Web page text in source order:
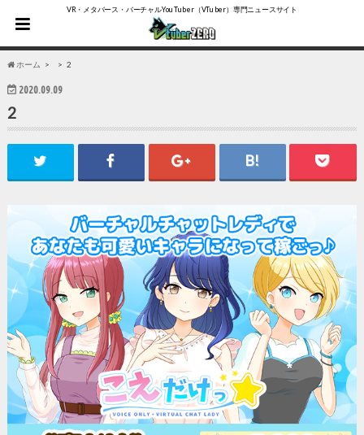
VR・メタバース・バーチャルYouTuber（VTuber）専門ニュースサイト
ホーム 2
2020.09.09
2